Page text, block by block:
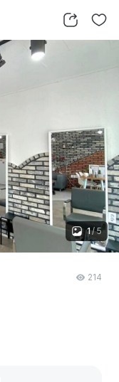
공유하기 찜하기
1/5
214